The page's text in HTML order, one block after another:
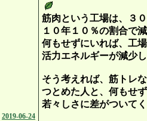
2019-06-24
筋肉という工場は、３
１０年１０％の割合で
何もせずにいれば、工
活力エネルギーが減少
そう考えれば、筋トレ
つとめた人と、何もせ
若々しさに差がついて